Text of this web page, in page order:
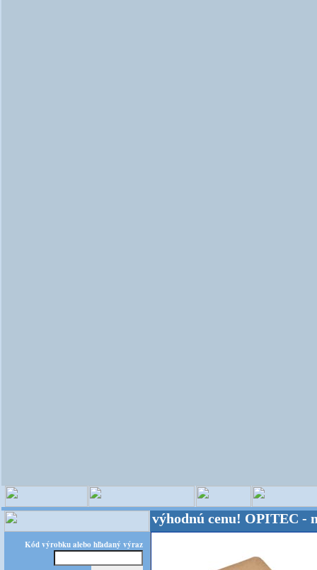
Kód výrobku alebo hľadaný výraz
- Kvalita za výhodnú cenu! OPITEC -